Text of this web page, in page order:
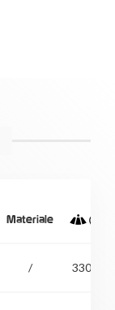
Materiale
/ 3300